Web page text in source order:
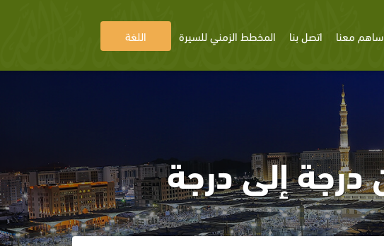
ساهم معنا اتصل بنا المخطط الزمني للسيرة اللغة
درجة إلى درجة